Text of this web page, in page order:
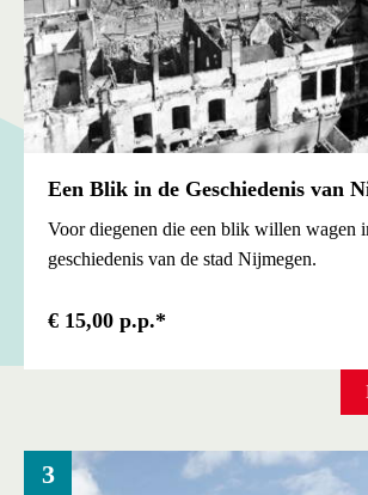
Een Blik in de Geschiedenis van
Voor diegenen die een blik willen wagen
geschiedenis van de stad Nijmegen.
€ 15,00 p.p.*
3